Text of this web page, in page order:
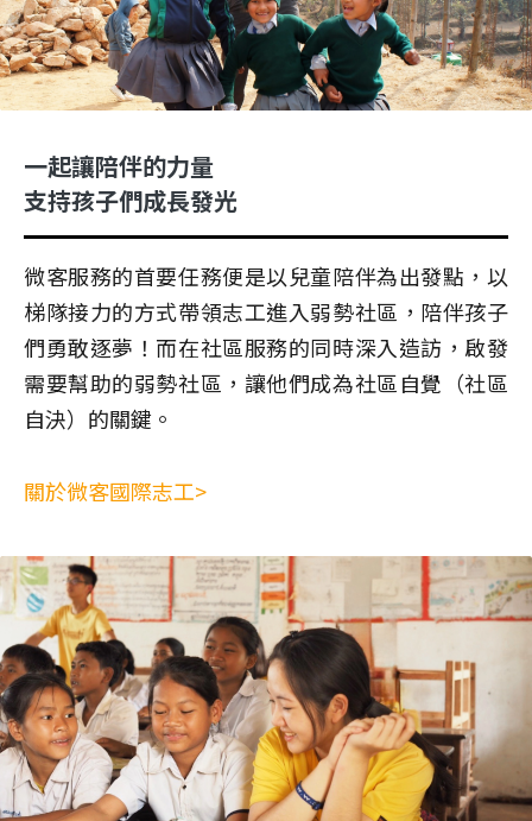
一起讓陪伴的力量
支持孩子們成長發光
微客服務的首要任務便是以兒童陪伴為出發點，以
梯隊接力的方式帶領志工進入弱勢社區，陪伴孩子
們勇敢逐夢！而在社區服務的同時深入造訪，啟發
需要幫助的弱勢社區，讓他們成為社區自覺（社區
自決）的關鍵。
關於微客國際志工>